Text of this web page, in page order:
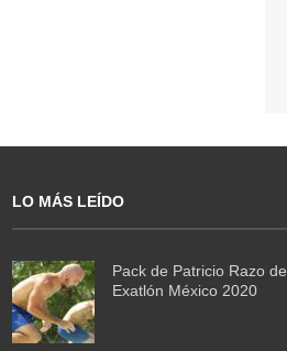
LO MÁS LEÍDO
Pack de Patricio Razo de
Exatlón México 2020